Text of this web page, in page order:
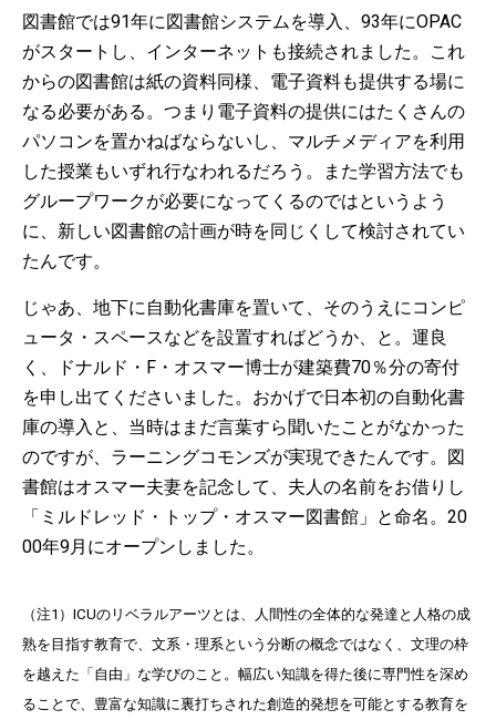
図書館では91年に図書館システムを導入、93年にOPAC
がスタートし、インターネットも接続されました。これ
からの図書館は紙の資料同様、電子資料も提供する場に
なる必要がある。つまり電子資料の提供にはたくさんの
パソコンを置かねばならないし、マルチメディアを利用
した授業もいずれ行なわれるだろう。また学習方法でも
グループワークが必要になってくるのではというよう
に、新しい図書館の計画が時を同じくして検討されてい
たんです。
じゃあ、地下に自動化書庫を置いて、そのうえにコンピ
ュータ・スペースなどを設置すればどうか、と。運良
く、ドナルド・F・オスマー博士が建築費70％分の寄付
を申し出てくださいました。おかげで日本初の自動化書
庫の導入と、当時はまだ言葉すら聞いたことがなかった
のですが、ラーニングコモンズが実現できたんです。図
書館はオスマー夫妻を記念して、夫人の名前をお借りし
「ミルドレッド・トップ・オスマー図書館」と命名。20
00年9月にオープンしました。
（注1）ICUのリベラルアーツとは、人間性の全体的な発達と人格の成
熟を目指す教育で、文系・理系という分断の概念ではなく、文理の枠
を越えた「自由」な学びのこと。幅広い知識を得た後に専門性を深め
ることで、豊富な知識に裏打ちされた創造的発想を可能とする教育を